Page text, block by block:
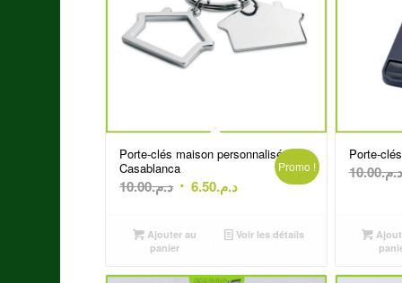
Porte-clés maison personnalisé
Casablanca
د.م.10.00
Le
initial
était :
د.م.10.00.
د.م.6.50
Le
actuel
د.م.6.50.
Promo !
Ajouter au
panier
Voir les détails
Porte-
د.م.10.00